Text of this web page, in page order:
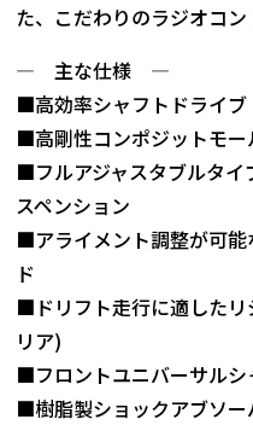
た、こだわりのラジオコン
― 主な仕様 ―
■高効率シャフトドライ
■高剛性コンポジットモ
■フルアジャスタブルタ
スペンション
■アライメント調整が可能
ド
■ドリフト走行に適した
リア)
■フロントユニバーサル
■樹脂製ショックアブソ